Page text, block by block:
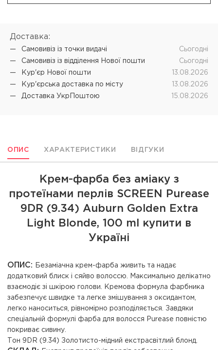
Доставка:
Самовивіз iз точки видачі
Cьогодні
Самовивіз iз відділення Нової пошти
Cьогодні
Кур'єр Нової пошти
13.08.2026
Кур'єрська доставка по місту
13.08.2026
Доставка УкрПоштою
15.08.2026
ОПИС ХАРАКТЕРИСТИКИ ВІДГУКИ
Крем-фарба без аміаку з
протеїнами перлів SCREEN Purease
9DR (9.34) Auburn Golden Extra
Light Вlonde, 100 ml купити в
Україні
ОПИС:
Безаміачна крем-фарба живить та надає
додатковий блиск і сяйво волоссю. Максимально делікатно
взаємодіє зі шкірою голови. Кремова формула фарбника
забезпечує швидке та легке змішування з оксидантом,
легко наноситься, рівномірно розподіляється. Завдяки
спеціальній формулі фарба для волосся Purease повністю
покриває сивину.
Тон 9DR (9.34) Золотисто-мідний екстрасвітлий блонд.